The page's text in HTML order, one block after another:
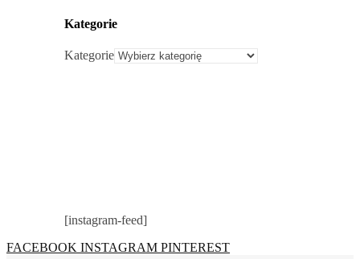
Kategorie
Kategorie
[instagram-feed]
FACEBOOK INSTAGRAM PINTEREST